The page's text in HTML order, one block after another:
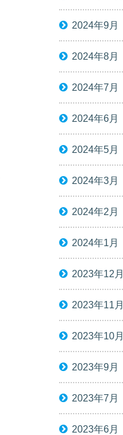
2024年9月
2024年8月
2024年7月
2024年6月
2024年5月
2024年3月
2024年2月
2024年1月
2023年12月
2023年11月
2023年10月
2023年9月
2023年7月
2023年6月